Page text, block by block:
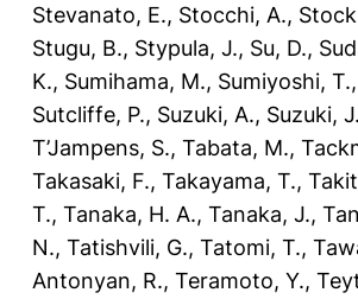
Stevanato, E., Stocchi, A.,
Stugu, B., Stypula, J., Su, D.,
K., Sumihama, M., Sumiyoshi, T.,
Sutcliffe, P., Suzuki, A., Suzuki, J.
T’Jampens, S., Tabata, M.,
Takasaki, F., Takayama, T.,
T., Tanaka, H. A., Tanaka, J.,
N., Tatishvili, G., Tatomi, T.,
Antonyan, R., Teramoto, Y.,